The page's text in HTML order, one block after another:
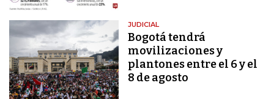
JUDICIAL
Bogotá tendrá
movilizaciones y
plantones entre el 6 y el
8 de agosto